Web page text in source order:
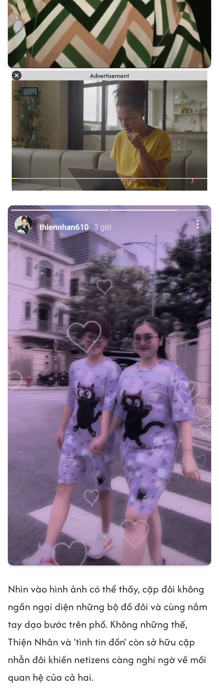
Advertisement
Nhìn vào hình ảnh có thể thấy, cặp đôi không
ngần ngại diện những bộ đồ đôi và cùng nắm
tay dạo bước trên phố. Không những thế,
Thiện Nhân và 'tình tin đồn' còn sở hữu cặp
nhẫn đôi khiến netizens càng nghi ngờ về mối
quan hệ của cả hai.